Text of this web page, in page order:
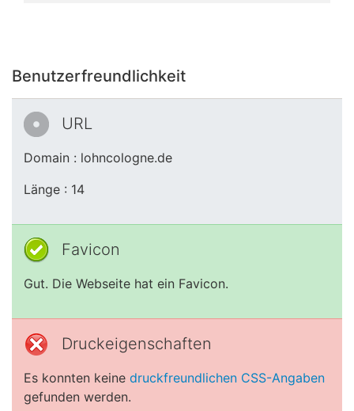
Benutzerfreundlichkeit
URL
Domain : lohncologne.de
Länge : 14
Favicon
Gut. Die Webseite hat ein Favicon.
Druckeigenschaften
Es konnten keine druckfreundlichen CSS-Angaben
gefunden werden.